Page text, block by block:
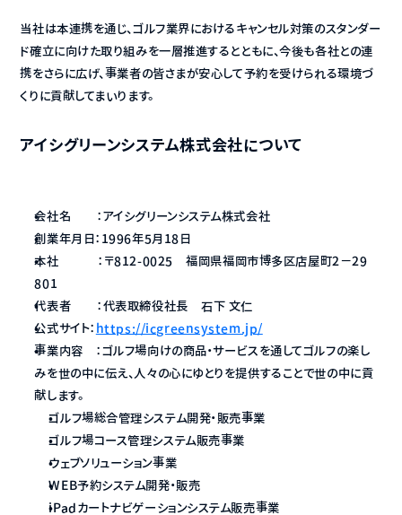
当社は本連携を通じ、ゴルフ業界におけるキャンセル対策のスタンダー
ド確立に向けた取り組みを一層推進するとともに、今後も各社との連
携をさらに広げ、事業者の皆さまが安心して予約を受けられる環境づ
くりに貢献してまいります。
アイシグリーンシステム株式会社について
会社名　　：アイシグリーンシステム株式会社
創業年月日：1996年5月18日
本社　　　：〒812-0025　福岡県福岡市博多区店屋町2−29
801
代表者　　：代表取締役社長　石下 文仁
公式サイト： https://icgreensystem.jp/
事業内容　：ゴルフ場向けの商品・サービスを通してゴルフの楽し
みを世の中に伝え、人々の心にゆとりを提供することで世の中に貢
献します。
ゴルフ場総合管理システム開発・販売事業
ゴルフ場コース管理システム販売事業
ウェブソリューション事業
WEB予約システム開発・販売
iPadカートナビゲーションシステム販売事業